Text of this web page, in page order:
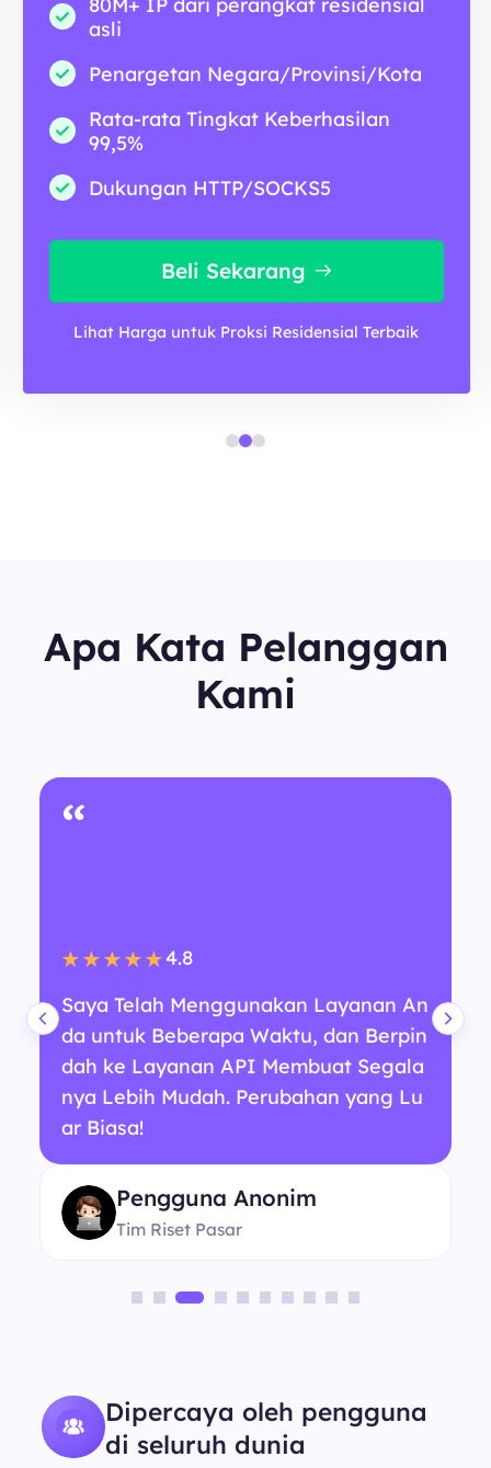
asli
Penargetan Negara/Provinsi/Kota
Rata-rata Tingkat Keberhasilan
99,5%
Dukungan HTTP/SOCKS5
Beli Sekarang
Lihat Harga untuk Proksi Residensial Terbaik
Apa Kata Pelanggan
Kami
“
★★★★★4.8
Saya Telah Menggunakan Layanan An
da untuk Beberapa Waktu, dan Berpin
dah ke Layanan API Membuat Segala
nya Lebih Mudah. Perubahan yang Lu
ar Biasa!
Pengguna Anonim
Tim Riset Pasar
Dipercaya oleh pengguna
di seluruh dunia